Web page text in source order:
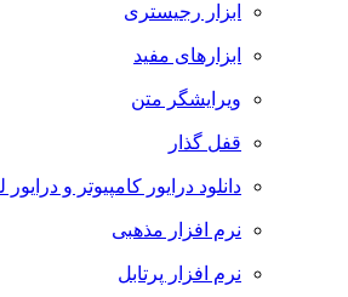
ابزار رجیستری
ابزارهای مفید
ویرایشگر متن
قفل گذار
دانلود درایور کامپیوتر و درایور لپ تاپ
نرم افزار مذهبی
نرم افزار پرتابل